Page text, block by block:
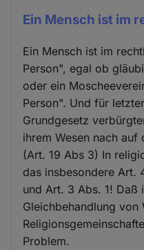
Ein Mensch ist im
Ein Mensch ist im
Person", egal ob
oder ein
Person". Und für
Grundgesetz
ihrem Wesen nach auf
(Art. 19 Abs 3) In
das insbesondere Art.
und Art. 3 Abs. 1! Daß
Gleichbehandlung von
Problem.